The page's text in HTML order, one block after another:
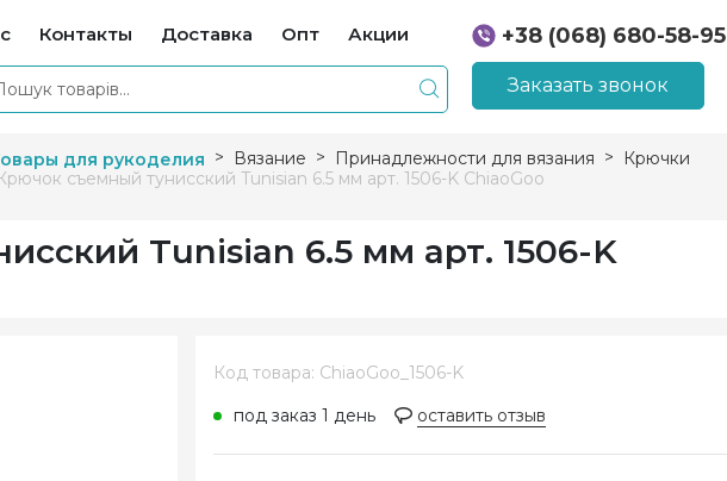
Контакты Доставка Опт Акции
+38 (068) 680-58-95
+38 (066) 207-14-90
Заказать звонок
для рукоделия Вязание Принадлежности для вязания
Крючки
съемный тунисский Tunisian 6.5 мм арт. 1506-K ChiaoGoo
Tunisian 6.5 мм арт. 1506-K
Код товара: ChiaoGoo_1506-K
под заказ 1 день
оставить отзыв